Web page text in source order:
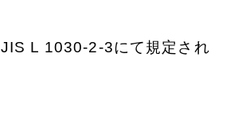
L 1030-2-3にて規定され